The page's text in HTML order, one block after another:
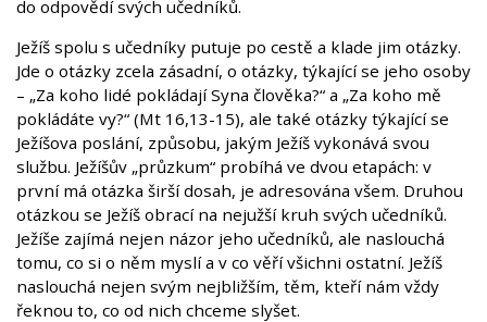
do odpovědí svých učedníků.
Ježíš spolu s učedníky putuje po cestě a klade jim otázky.
Jde o otázky zcela zásadní, o otázky, týkající se jeho osoby
– „Za koho lidé pokládají Syna člověka?“ a „Za koho mě
pokládáte vy?“ (Mt 16,13-15), ale také otázky týkající se
Ježíšova poslání, způsobu, jakým Ježíš vykonává svou
službu. Ježíšův „průzkum“ probíhá ve dvou etapách: v
první má otázka širší dosah, je adresována všem. Druhou
otázkou se Ježíš obrací na nejužší kruh svých učedníků.
Ježíše zajímá nejen názor jeho učedníků, ale naslouchá
tomu, co si o něm myslí a v co věří všichni ostatní. Ježíš
naslouchá nejen svým nejbližším, těm, kteří nám vždy
řeknou to, co od nich chceme slyšet.